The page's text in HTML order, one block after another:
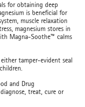
for obtaining deep
is beneficial for
muscle relaxation
magnesium stores in
Magna-Soothe™ calms
tamper-evident seal
and Drug
treat, cure or